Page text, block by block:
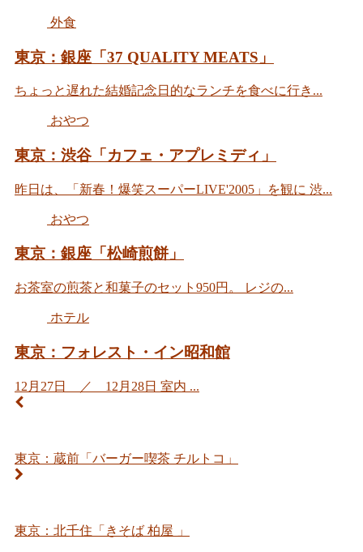
外食
東京：銀座「37 QUALITY MEATS」
ちょっと遅れた結婚記念日的なランチを食べに行き...
おやつ
東京：渋谷「カフェ・アプレミディ」
昨日は、「新春！爆笑スーパーLIVE'2005」を観に 渋...
おやつ
東京：銀座「松崎煎餅」
お茶室の煎茶と和菓子のセット950円。 レジの...
ホテル
東京：フォレスト・イン昭和館
12月27日 ／ 12月28日 室内 ...
東京：蔵前「バーガー喫茶 チルトコ」
東京：北千住「きそば 柏屋 」